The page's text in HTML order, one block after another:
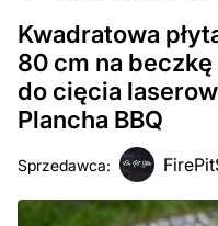
Kwadratowa
80 cm na
do cięcia
Plancha BBQ
Sprzedawca: